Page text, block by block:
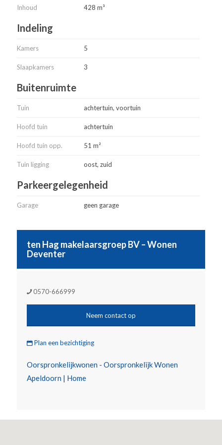
Inhoud 428 m³
Indeling
Kamers 5
Slaapkamers 3
Buitenruimte
Tuin achtertuin, voortuin
Hoofd tuin achtertuin
Hoofd tuin opp. 51 m²
Tuin ligging oost, zuid
Parkeergelegenheid
Garage geen garage
ten Hag makelaarsgroep BV – Wonen
Deventer
0570-666999
Neem contact op
Plan een bezichtiging
Oorspronkelijkwonen - Oorspronkelijk Wonen
Apeldoorn | Home